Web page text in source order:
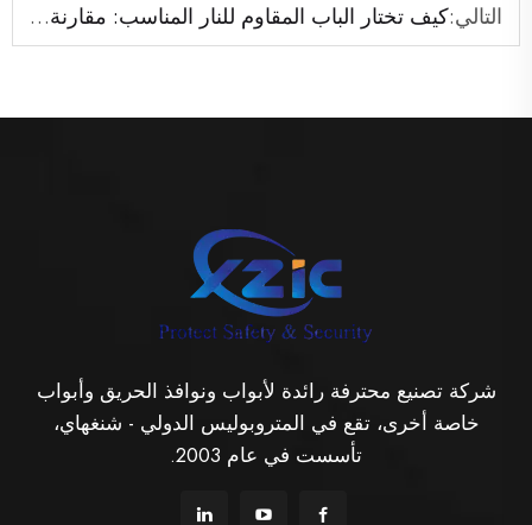
التالي:كيف تختار الباب المقاوم للنار المناسب: مقارنة بين الفولاذ والخشب
شركة تصنيع محترفة رائدة لأبواب ونوافذ الحريق وأبواب
خاصة أخرى، تقع في المتروبوليس الدولي - شنغهاي،
تأسست في عام 2003.